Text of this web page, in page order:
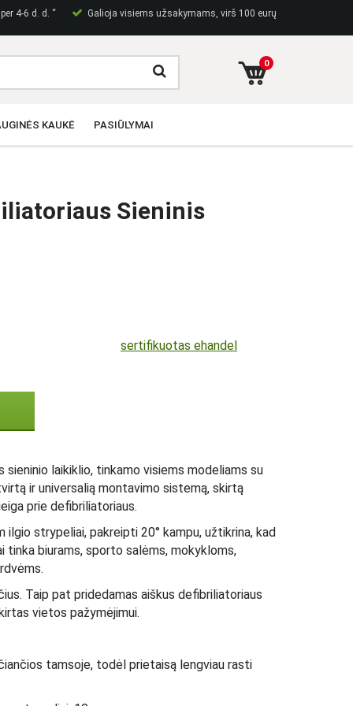
4-6 d. d. “ Galioja visiems užsakymams, virš 100 eurų
0
KAUKĖ PASIŪLYMAI
Sieninis
sertifikuotas ehandel
laikiklio, tinkamo visiems modeliams su
ir universalią montavimo sistemą, skirtą
prie defibriliatoriaus.
strypeliai, pakreipti 20° kampu, užtikrina, kad
tinka biurams, sporto salėms, mokykloms,
Taip pat pridedamas aiškus defibriliatoriaus
vietos pažymėjimui.
tamsoje, todėl prietaisą lengviau rasti